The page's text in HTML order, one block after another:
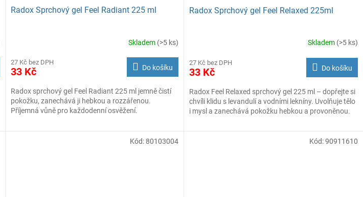
Radox Sprchový gel Feel Radiant 225 ml
Skladem (>5 ks)
27 Kč bez DPH
33 Kč Do košíku
Radox sprchový gel Feel Radiant 225 ml jemně čistí
pokožku, zanechává ji hebkou a rozzářenou.
Příjemná vůně pro každodenní osvěžení.
Radox Sprchový gel Feel Relaxed 225ml
Skladem (>5 ks)
27 Kč bez DPH
33 Kč Do košíku
Radox Feel Relaxed sprchový gel 225 ml – dopřejte si
chvíli klidu s levandulí a vodními lekníny. Uvolňuje tělo
i mysl a zanechává pokožku hebkou a provoněnou.
Kód:80103004 Kód:90911610